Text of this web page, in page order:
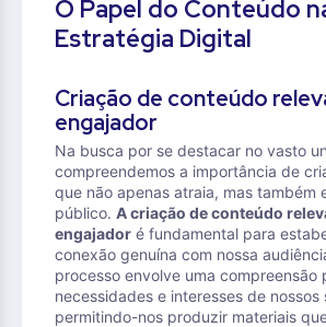
O Papel do Conteúdo
Estratégia Digital
Criação de conteúdo
engajador
Na busca por se destacar no vasto
compreendemos a importância de
que não apenas atraia, mas também
público. A criação de conteúdo
engajador é fundamental para
conexão genuína com nossa
processo envolve uma compreensão
necessidades e interesses de nossos
permitindo-nos produzir materiais